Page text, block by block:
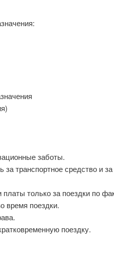
заботы.
за транспортное средство и
только за поездки по
время поездки.
поездку.